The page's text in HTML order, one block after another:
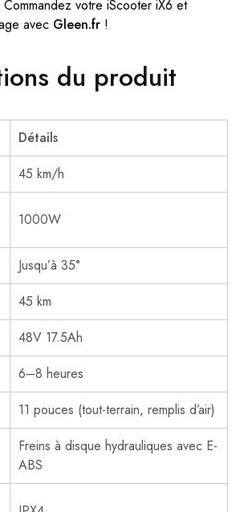
Commandez votre iScooter iX6 et
avec Gleen.fr !
du produit
Détails
45 km/h
1000W
Jusqu’à 35°
45 km
48V 17.5Ah
6–8 heures
11 pouces (tout-terrain, remplis d’air)
Freins à disque hydrauliques avec E-
ABS